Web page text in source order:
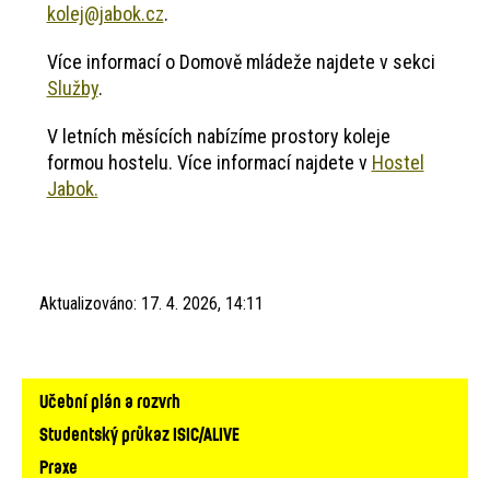
kolej@jabok.cz.
Více informací o Domově mládeže najdete v sekci
Služby.
V letních měsících nabízíme prostory koleje
formou hostelu. Více informací najdete v Hostel
Jabok.
Aktualizováno: 17. 4. 2026, 14:11
Hlavní
navigace
Učební plán a rozvrh
Studentský průkaz ISIC/ALIVE
Praxe